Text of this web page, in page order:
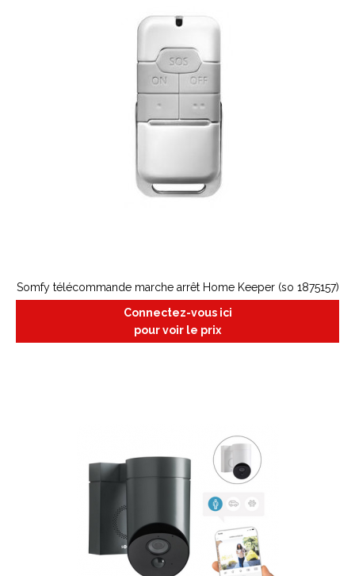
Somfy télécommande marche arrêt Home Keeper (so 1875157)
Connectez-vous ici
pour voir le prix